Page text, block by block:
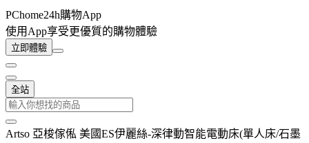
PChome24h購物App
使用App享受更優質的購物體驗
立即體驗
全站
Artso 亞梭傢俬 美國ES伊麗絲-深律動智能電動床(單人床/石墨